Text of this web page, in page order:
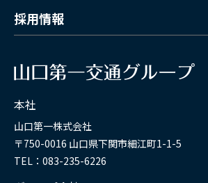
採用情報
本社
山口第一株式会社
〒750-0016 山口県下関市細江町1-1-5
TEL：083-235-6226